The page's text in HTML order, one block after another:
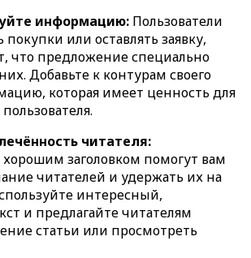
информацию: Пользователи
или оставлять заявку,
что предложение специально
Добавьте к контурам своего
которая имеет ценность для
читателя:
заголовком помогут вам
читателей и удержать их на
интересный,
и предлагайте читателям
статьи или просмотреть